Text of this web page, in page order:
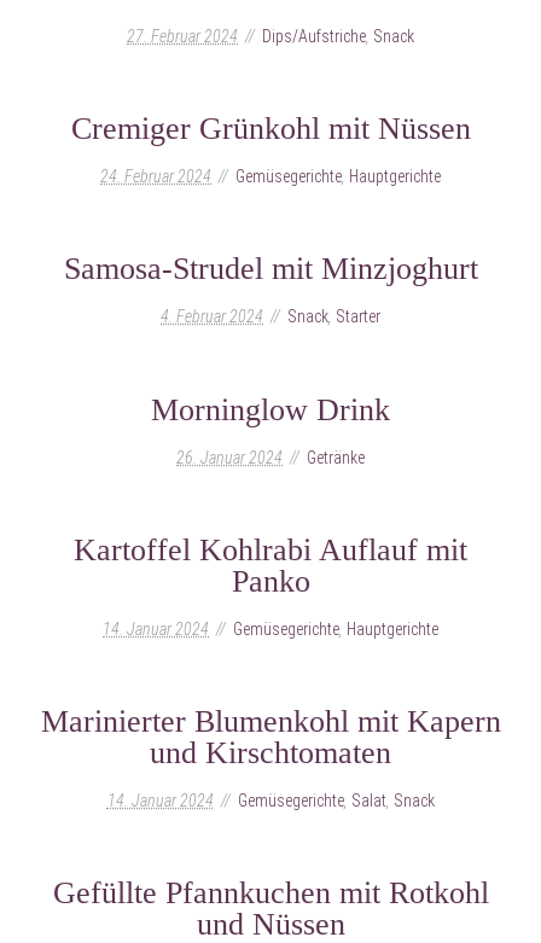
27. Februar 2024 Dips/Aufstriche Snack
Cremiger Grünkohl mit Nüssen
24. Februar 2024 Gemüsegerichte Hauptgerichte
Samosa-Strudel mit Minzjoghurt
4. Februar 2024 Snack Starter
Morninglow Drink
26. Januar 2024 Getränke
Kartoffel Kohlrabi Auflauf mit
Panko
14. Januar 2024 Gemüsegerichte Hauptgerichte
Marinierter Blumenkohl mit Kapern
und Kirschtomaten
14. Januar 2024 Gemüsegerichte, Salat Snack
Gefüllte Pfannkuchen mit Rotkohl
und Nüssen